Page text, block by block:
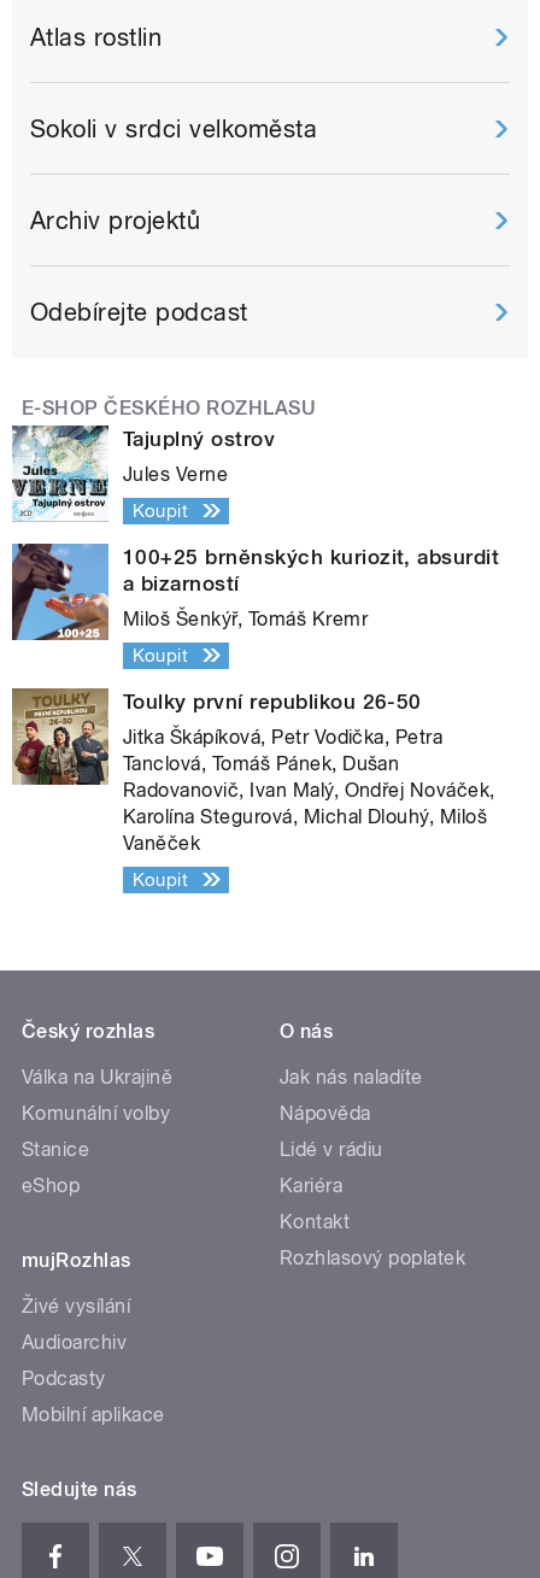
Atlas rostlin
Sokoli v srdci velkoměsta
Archiv projektů
Odebírejte podcast
E-SHOP ČESKÉHO ROZHLASU
Tajuplný ostrov
Jules Verne
Koupit
100+25 brněnských kuriozit, absurdit
a bizarností
Miloš Šenkýř, Tomáš Kremr
Koupit
Toulky první republikou 26-50
Jitka Škápíková, Petr Vodička, Petra
Tanclová, Tomáš Pánek, Dušan
Radovanovič, Ivan Malý, Ondřej Nováček,
Karolína Stegurová, Michal Dlouhý, Miloš
Vaněček
Koupit
Český rozhlas
Válka na Ukrajině
Komunální volby
Stanice
eShop
mujRozhlas
Živé vysílání
Audioarchiv
Podcasty
Mobilní aplikace
O nás
Jak nás naladíte
Nápověda
Lidé v rádiu
Kariéra
Kontakt
Rozhlasový poplatek
Sledujte nás